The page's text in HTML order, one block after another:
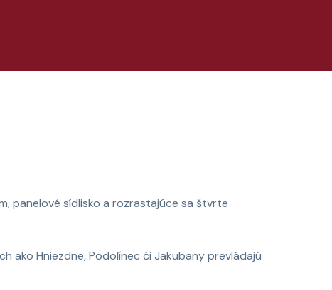
panelové sídlisko a rozrastajúce sa štvrte
ako Hniezdne, Podolínec či Jakubany prevládajú